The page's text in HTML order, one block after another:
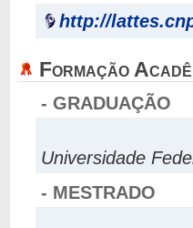
http://
Formação
- GRADUAÇÃO
Universidade
- MESTRADO